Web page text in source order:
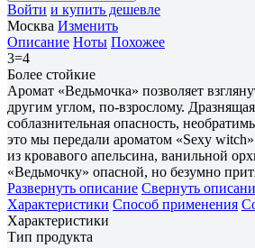
Войти и купить дешевле
Москва Изменить
Описание Ноты Похожее
3=4
Более стойкие
Аромат «Ведьмочка» позволяет
другим углом, по-взрослому.
соблазнительная опасность,
это мы передали ароматом «Sexy
из кровавого апельсина, ванильной
«Ведьмочку» опасной, но безумно
Развернуть описание Свернуть
Характеристики Способ применения
Характеристики
Тип продукта